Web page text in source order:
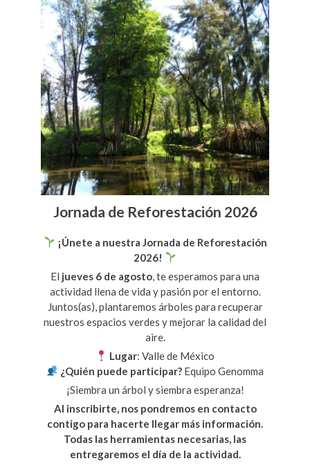
Jornada de Reforestación 2026
¡Únete a nuestra Jornada de Reforestación
2026!
El jueves 6 de agosto, te esperamos para una
actividad llena de vida y pasión por el entorno.
Juntos(as), plantaremos árboles para recuperar
nuestros espacios verdes y mejorar la calidad del
aire.
Lugar: Valle de México
¿Quién puede participar? Equipo Genomma
¡Siembra un árbol y siembra esperanza!
Al inscribirte, nos pondremos en contacto
contigo para hacerte llegar más información.
Todas las herramientas necesarias, las
entregaremos el día de la actividad.